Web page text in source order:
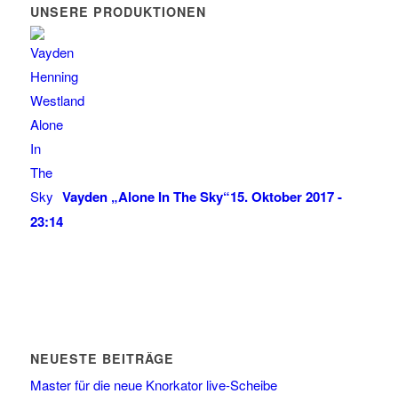
UNSERE PRODUKTIONEN
Vayden „Alone In The Sky“15. Oktober 2017 -
23:14
NEUESTE BEITRÄGE
Master für die neue Knorkator live-Scheibe